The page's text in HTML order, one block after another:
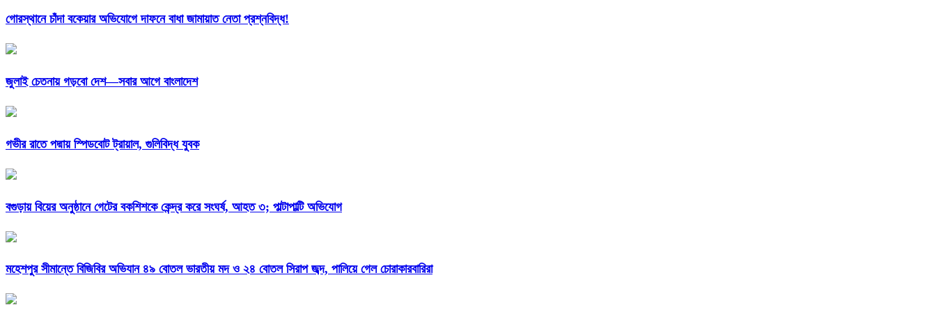
গোরস্থানে চাঁদা বকেয়ার অভিযোগে দাফনে বাধা জামায়াত নেতা প্রশ্নবিদ্ধ!
জুলাই চেতনায় গড়বো দেশ—সবার আগে বাংলাদেশ
গভীর রাতে পদ্মায় স্পিডবোট ট্রায়াল, গুলিবিদ্ধ যুবক
বগুড়ায় বিয়ের অনুষ্ঠানে গেটের বকশিশকে কেন্দ্র করে সংঘর্ষ, আহত ৩; পাল্টাপাল্টি অভিযোগ
মহেশপুর সীমান্তে বিজিবির অভিযান ৪৯ বোতল ভারতীয় মদ ও ২৪ বোতল সিরাপ জব্দ, পালিয়ে গেল চোরাকারবারিরা